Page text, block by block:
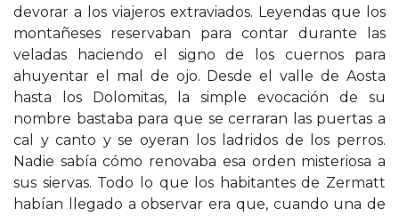
devorar a los viajeros extraviados. Leyendas que los
montañeses reservaban para contar durante las
veladas haciendo el signo de los cuernos para
ahuyentar el mal de ojo. Desde el valle de Aosta
hasta los Dolomitas, la simple evocación de su
nombre bastaba para que se cerraran las puertas a
cal y canto y se oyeran los ladridos de los perros.
Nadie sabía cómo renovaba esa orden misteriosa a
sus siervas. Todo lo que los habitantes de Zermatt
habían llegado a observar era que, cuando una de